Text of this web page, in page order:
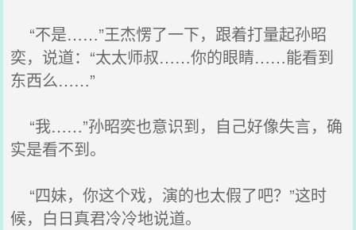
“不是……”王杰愣了一下，跟着打量起孙昭
奕，说道：“太太师叔……你的眼睛……能看到
东西么……”
“我……”孙昭奕也意识到，自己好像失言，确
实是看不到。
“四妹，你这个戏，演的也太假了吧？”这时
候，白日真君冷冷地说道。